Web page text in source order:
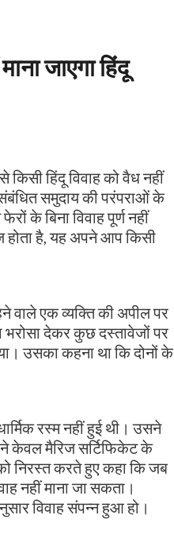
जाएगा हिंदू
किसी हिंदू विवाह को वैध नहीं
समुदाय की परंपराओं के
के बिना विवाह पूर्ण नहीं
होता है, यह अपने आप किसी
वाले एक व्यक्ति की अपील पर
भरोसा देकर कुछ दस्तावेजों पर
उसका कहना था कि दोनों के
रस्म नहीं हुई थी। उसने
ने केवल मैरिज सर्टिफिकेट के
निरस्त करते हुए कहा कि जब
नहीं माना जा सकता।
विवाह संपन्न हुआ हो।